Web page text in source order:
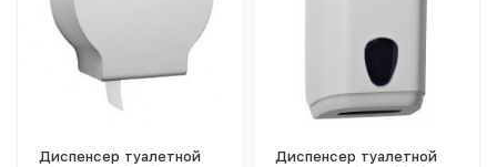
Диспенсер туалетной
Диспенсер туалетной